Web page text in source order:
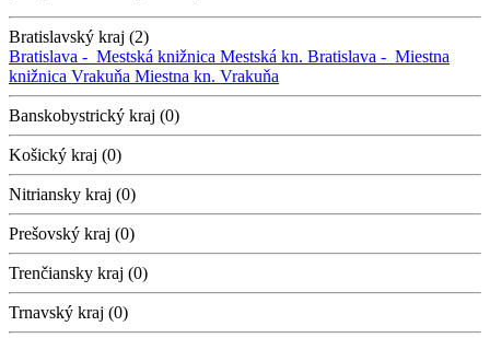
Bratislavský kraj (2)
Bratislava - Mestská knižnica Mestská kn. Bratislava - Miestna
knižnica Vrakuňa Miestna kn. Vrakuňa
Banskobystrický kraj (0)
Košický kraj (0)
Nitriansky kraj (0)
Prešovský kraj (0)
Trenčiansky kraj (0)
Trnavský kraj (0)